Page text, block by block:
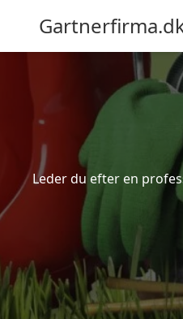
Leder du efter en